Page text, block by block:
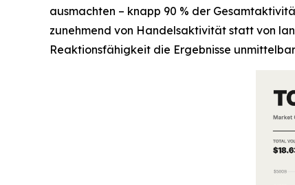
ausmachten – knapp 90 % der
zunehmend von Handelsaktivität statt von
Reaktionsfähigkeit die Ergebnisse